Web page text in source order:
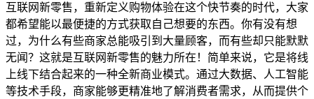
互联网新零售，重新定义购物体验在这个快节奏的时代，大家
都希望能以最便捷的方式获取自己想要的东西。你有没有想
过，为什么有些商家总能吸引到大量顾客，而有些却只能默默
无闻？这就是互联网新零售的魅力所在！简单来说，它是将线
上线下结合起来的一种全新商业模式。通过大数据、人工智能
等技术手段，商家能够更精准地了解消费者需求，从而提供个